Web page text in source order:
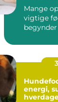
Mange
vigtige
energi,